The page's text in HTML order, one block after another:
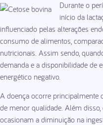
Durante o
início da
influenciado pelas alterações
consumo de alimentos,
nutricionais. Assim sendo,
demanda e a disponibilidade de
energético negativo.
A doença ocorre principalmente
de menor qualidade. Além
ocasionam a diminuição na